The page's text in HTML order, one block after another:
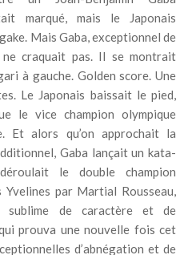
marqué, mais le Japonais
Mais Gaba, exceptionnel de
craquait pas. Il se montrait
à gauche. Golden score. Une
Le Japonais baissait le pied,
le vice champion olympique
Et alors qu’on approchait la
Gaba lançait un kata-
le double champion
Yvelines par Martial Rousseau,
sublime de caractère et de
prouva une nouvelle fois cet
d’abnégation et de